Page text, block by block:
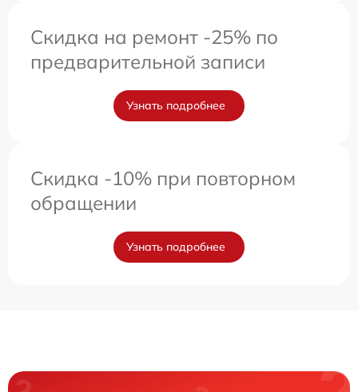
Скидка на ремонт -25% по
предварительной записи
Узнать подробнее
Скидка -10% при повторном
обращении
Узнать подробнее